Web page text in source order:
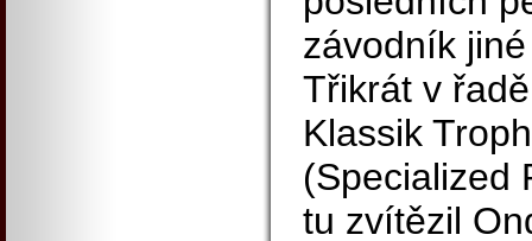
závodník
Třikrát v
Klassik
(Specialized
tu zvítězil